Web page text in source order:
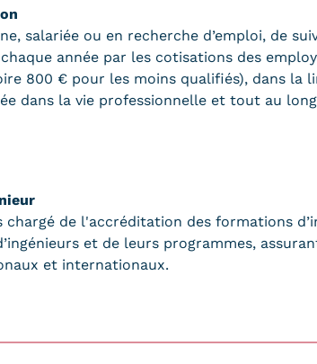
salariée ou en recherche d’emploi, de
année par les cotisations des
800 € pour les moins qualifiés), dans la
dans la vie professionnelle et tout au
de l'accréditation des formations
et de leurs programmes,
et internationaux.